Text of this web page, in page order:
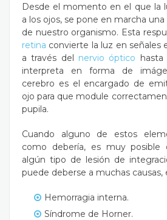
Desde el momento en el que la
a los ojos, se pone en marcha
de nuestro organismo. Esta
retina convierte la luz en señales
a través del nervio óptico
interpreta en forma de
cerebro es el encargado de
ojo para que module
pupila.
Cuando alguno de estos
como debería, es muy posible
algún tipo de lesión de
puede deberse a muchas causas,
Hemorragia interna.
Síndrome de Horner.